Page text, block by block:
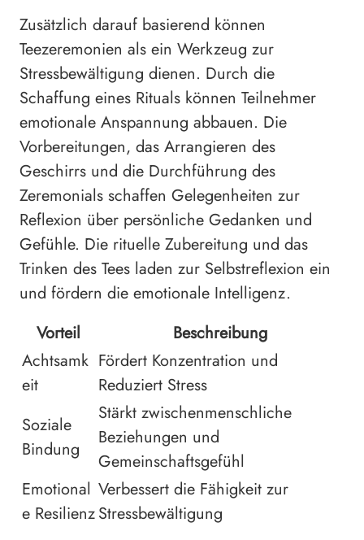
Zusätzlich darauf basierend können
Teezeremonien als ein Werkzeug zur
Stressbewältigung dienen. Durch die
Schaffung eines Rituals können Teilnehmer
emotionale Anspannung abbauen. Die
Vorbereitungen, das Arrangieren des
Geschirrs und die Durchführung des
Zeremonials schaffen Gelegenheiten zur
Reflexion über persönliche Gedanken und
Gefühle. Die rituelle Zubereitung und das
Trinken des Tees laden zur Selbstreflexion ein
und fördern die emotionale Intelligenz.
Vorteil
Beschreibung
Achtsamk
eit
Fördert Konzentration und
Reduziert Stress
Soziale
Bindung
Stärkt zwischenmenschliche
Beziehungen und
Gemeinschaftsgefühl
Emotional
e Resilienz
Verbessert die Fähigkeit zur
Stressbewältigung